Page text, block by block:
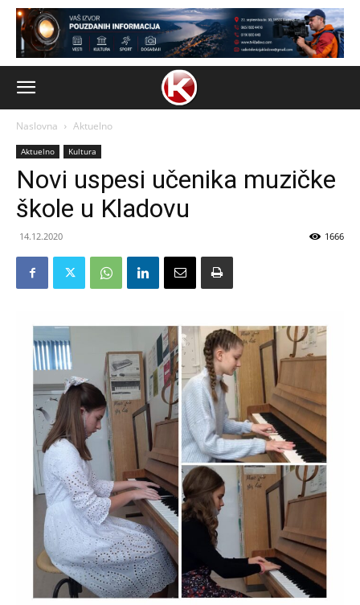
Naslovna Aktuelno
Aktuelno Kultura
Novi uspesi učenika muzičke
škole u Kladovu
14.12.2020 1666